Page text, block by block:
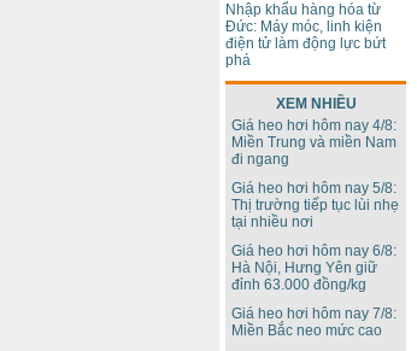
Nhập khẩu hàng hóa từ
Đức: Máy móc, linh kiện
điện tử làm động lực bứt
phá
XEM NHIỀU
Giá heo hơi hôm nay 4/8:
Miền Trung và miền Nam
đi ngang
Giá heo hơi hôm nay 5/8:
Thị trường tiếp tục lùi nhẹ
tại nhiều nơi
Giá heo hơi hôm nay 6/8:
Hà Nội, Hưng Yên giữ
đỉnh 63.000 đồng/kg
Giá heo hơi hôm nay 7/8:
Miền Bắc neo mức cao